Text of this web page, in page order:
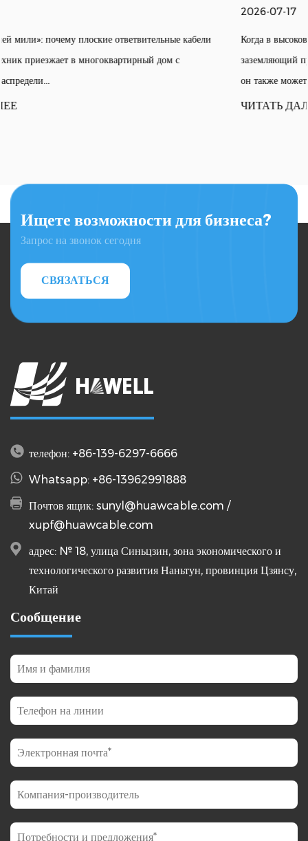
Когда в высоковольтную линию электропередачи попадает
заземляющий провод становится не просто пассивным экраном
он также может передавать...
Ищете возможности для бизнеса?
Запрос на звонок сегодня
СВЯЗАТЬСЯ
телефон: +86-139-6297-6666
Whatsapp: +86-13962991888
Почтов ящик: sunyl@huawcable.com /
xupf@huawcable.com
адрес: № 18, улица Синьцзин, зона экономического и
технологического развития Наньтун, провинция Цзянсу,
Китай
Сообщение